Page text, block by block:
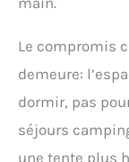
Le compromis
demeure:
dormir, pas
séjours
une tente plus